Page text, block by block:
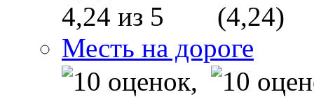
(4,24)
Месть на дороге